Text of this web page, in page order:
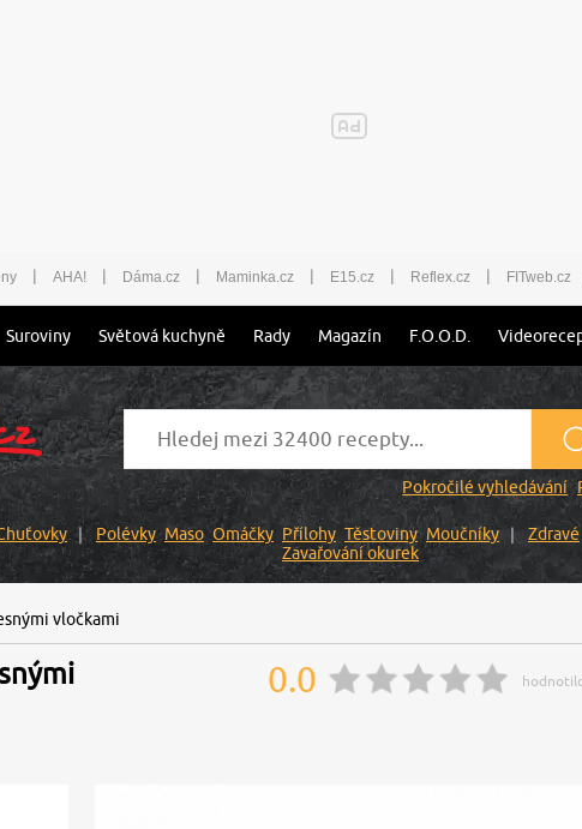
| AHA! | Dáma.cz | Maminka.cz | E15.cz | Reflex.cz | FITweb.cz
Suroviny Světová kuchyně Rady Magazín F.O.O.D.
Pokročilé vyhledávání
Polévky Maso Omáčky Přílohy Těstoviny Moučníky Zdravé
Zavařování okurek
vločkami
0.0